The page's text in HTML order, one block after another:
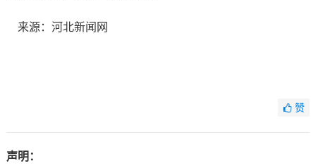
来源：河北新闻网
赞
声明：